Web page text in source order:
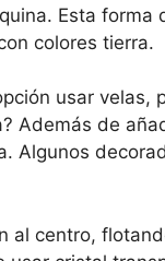
Esta forma
colores tierra.
usar velas,
Además de
Algunos
al centro,